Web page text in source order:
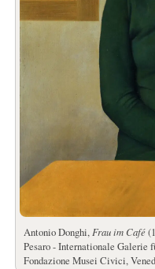
Antonio Donghi, Frau im Café
Pesaro - Internationale Galerie
Fondazione Musei Civici,